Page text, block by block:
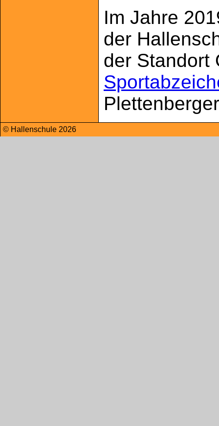
Im Jahre
der
der Standort
© Hallenschule 2026